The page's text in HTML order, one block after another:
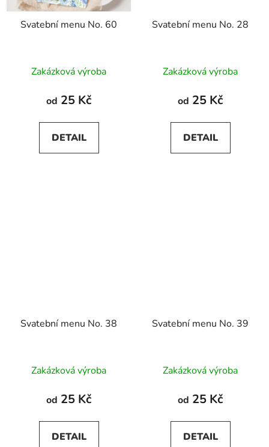
Svatební menu No. 60
Zakázková výroba
od 25 Kč
DETAIL
Svatební menu No. 28
Zakázková výroba
od 25 Kč
DETAIL
Svatební menu No. 38
Zakázková výroba
od 25 Kč
DETAIL
Svatební menu No. 39
Zakázková výroba
od 25 Kč
DETAIL